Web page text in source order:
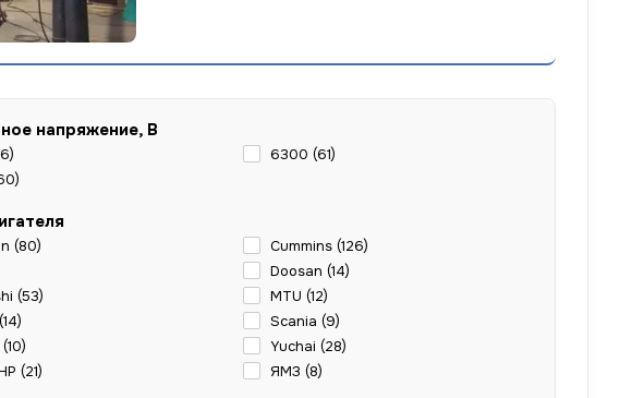
напряжение, В
) 6300 (61)
)
(80) Cummins (126)
Doosan (14)
(53) MTU (12)
14) Scania (9)
10) Yuchai (28)
(21) ЯМЗ (8)